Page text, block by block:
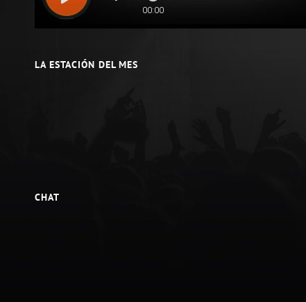
LA ESTACIÓN DEL MES
CHAT